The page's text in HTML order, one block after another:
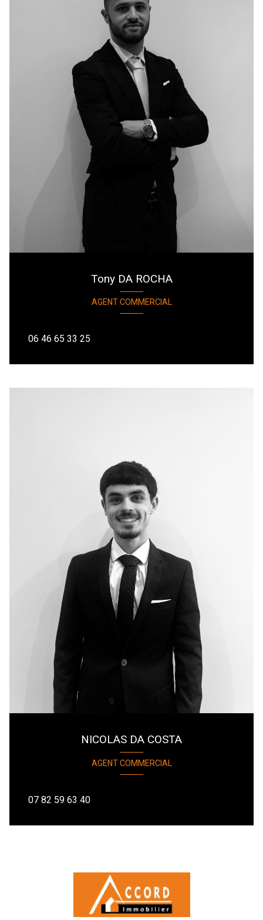
Tony DA ROCHA
AGENT COMMERCIAL
06 46 65 33 25
NICOLAS DA COSTA
AGENT COMMERCIAL
07 82 59 63 40